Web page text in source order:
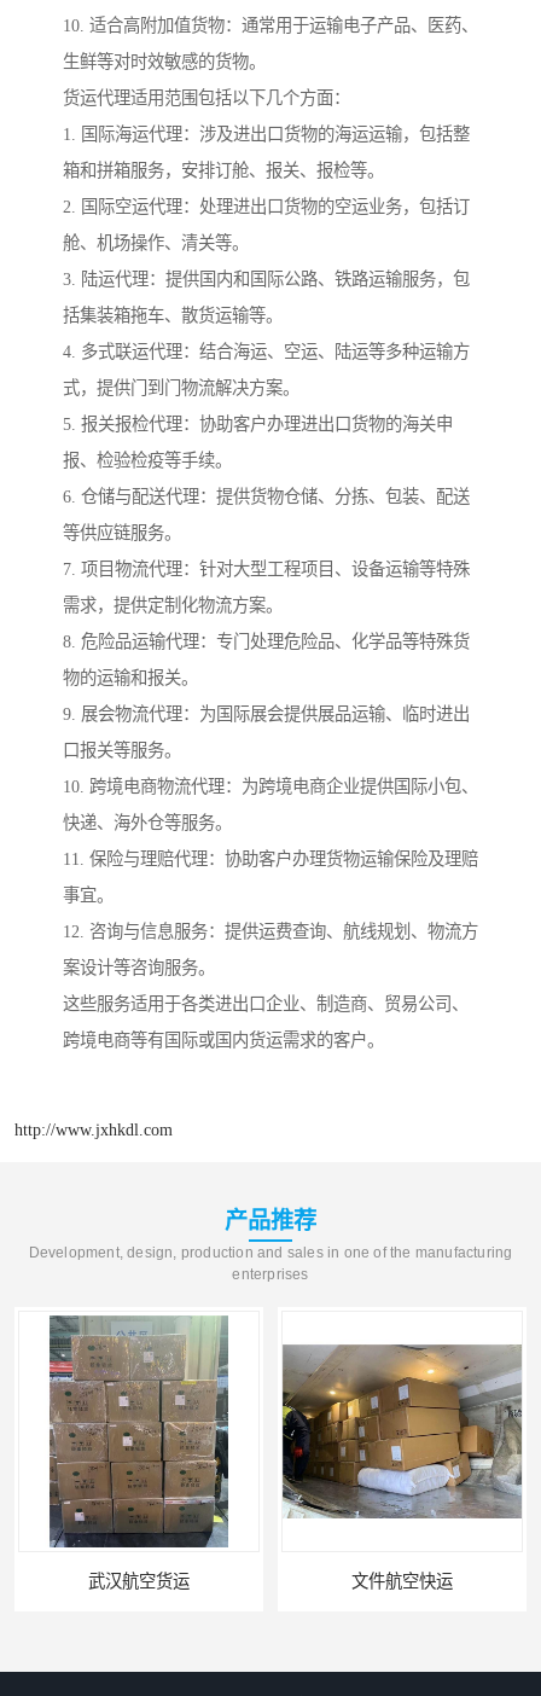
10. 适合高附加值货物：通常用于运输电子产品、医药、
生鲜等对时效敏感的货物。
货运代理适用范围包括以下几个方面：
1. 国际海运代理：涉及进出口货物的海运运输，包括整
箱和拼箱服务，安排订舱、报关、报检等。
2. 国际空运代理：处理进出口货物的空运业务，包括订
舱、机场操作、清关等。
3. 陆运代理：提供国内和国际公路、铁路运输服务，包
括集装箱拖车、散货运输等。
4. 多式联运代理：结合海运、空运、陆运等多种运输方
式，提供门到门物流解决方案。
5. 报关报检代理：协助客户办理进出口货物的海关申
报、检验检疫等手续。
6. 仓储与配送代理：提供货物仓储、分拣、包装、配送
等供应链服务。
7. 项目物流代理：针对大型工程项目、设备运输等特殊
需求，提供定制化物流方案。
8. 危险品运输代理：专门处理危险品、化学品等特殊货
物的运输和报关。
9. 展会物流代理：为国际展会提供展品运输、临时进出
口报关等服务。
10. 跨境电商物流代理：为跨境电商企业提供国际小包、
快递、海外仓等服务。
11. 保险与理赔代理：协助客户办理货物运输保险及理赔
事宜。
12. 咨询与信息服务：提供运费查询、航线规划、物流方
案设计等咨询服务。
这些服务适用于各类进出口企业、制造商、贸易公司、
跨境电商等有国际或国内货运需求的客户。
http://www.jxhkdl.com
产品推荐
Development, design, production and sales in one of the manufacturing
enterprises
文件航空快运 专业空运公司